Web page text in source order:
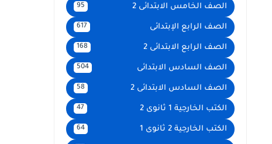
الصف الخامس الابتدائى 2 95
الصف الرابع الإبتدائى 617
الصف الرابع الابتدائى 2 168
الصف السادس الابتدائى 504
الصف السادس الابتدائى 2 58
الكتب الخارجية 1 ثانوى 2 47
الكتب الخارجية 2 ثانوى 1 64